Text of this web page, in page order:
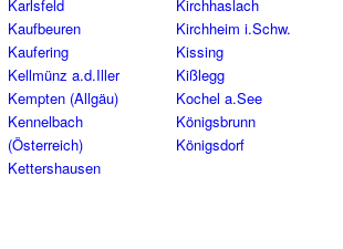
Karlsfeld
Kaufbeuren
Kaufering
Kellmünz a.d.Iller
Kempten (Allgäu)
Kennelbach
(Österreich)
Kettershausen
Kirchhaslach
Kirchheim i.Schw.
Kissing
Kißlegg
Kochel a.See
Königsbrunn
Königsdorf